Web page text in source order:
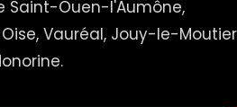
Saint-Ouen-l'Aumône,
, Vauréal, Jouy-le-Moutier
.